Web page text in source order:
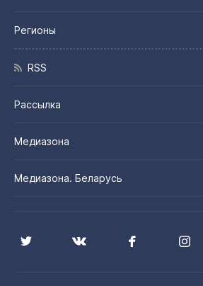
Регионы
RSS
Рассылка
Медиазона
Медиазона. Беларусь